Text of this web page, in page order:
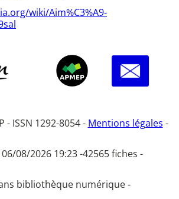
wiki/Aim%C3%A9-
- ISSN 1292-8054 - Mentions légales -
08/2026 19:23 -42565 fiches -
bibliothèque numérique -